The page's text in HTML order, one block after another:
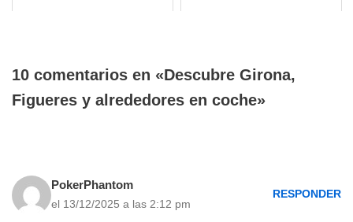
10 comentarios en «Descubre Girona,
Figueres y alrededores en coche»
PokerPhantom
el 13/12/2025 a las 2:12 pm
RESPONDER